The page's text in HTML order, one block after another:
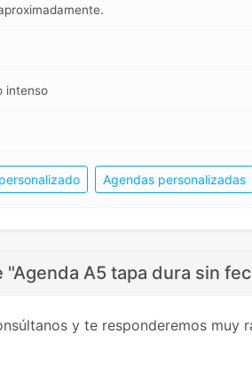
intenso
Agendas personalizadas
"Agenda A5 tapa dura sin
y te responderemos muy